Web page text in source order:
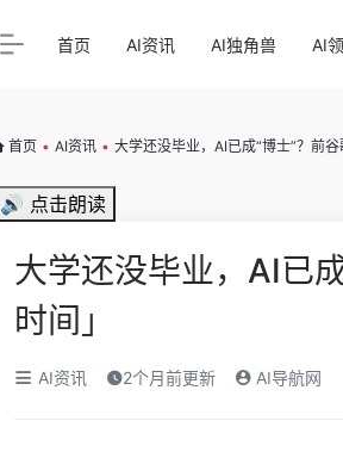
首页 AI资讯 AI独角兽 AI
首页 • AI资讯 • 大学还没毕业，AI已成“博士”？前
🔊 点击朗读
大学还没毕业，AI已
时间」
AI资讯 2个月前更新 AI导航网